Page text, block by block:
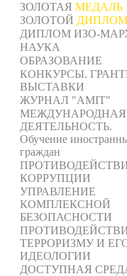
ЗОЛОТАЯ МЕДАЛЬ
ЗОЛОТОЙ ДИПЛОМ
ДИПЛОМ ИЗО-
НАУКА
ОБРАЗОВАНИЕ
КОНКУРСЫ.
ВЫСТАВКИ
ЖУРНАЛ "AMIT"
МЕЖДУНАРОДНАЯ
ДЕЯТЕЛЬНОСТЬ.
Обучение
граждан
КОРРУПЦИИ
УПРАВЛЕНИЕ
КОМПЛЕКСНОЙ
БЕЗОПАСНОСТИ
ТЕРРОРИЗМУ И
ИДЕОЛОГИИ
ДОСТУПНАЯ